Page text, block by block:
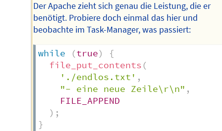
Der Apache zieht sich genau die Leistung, die er
benötigt. Probiere doch einmal das hier und
beobachte im Task-Manager, was passiert:
while (true)
{
file_put_contents (
'./endlos.txt' ,
"- eine neue Zeile\r\n" ,
FILE_APPEND
) ;
}